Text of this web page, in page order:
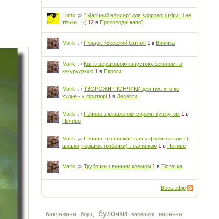
Lumo
" Магічний еліксир" для здоровоі шкіри...і не
тільки...;-) 12 вПрохолодні напої
Marik Пляцок «Веселий батяр» 1 вВипічка
Marik
Кіш із вершковою капустою, беконом та
кукурудзкою 1 вПироги
Marik
ТВОРОЖНІ ПОНЧИКИ для тих, хто не
худне - у фритюрі 1 в Десерти
Marik Печиво з плавленим сиром і кунжутом 1 в
Печиво
Marik
Печиво, що випікається у формі на плиті (
шишки, горішки, грибочки) з начинкою 1 вПечиво
Marik Трубочки з винним кремом 1 вТістечка
Весь ефір
баклажани борщ булочки вареники варення